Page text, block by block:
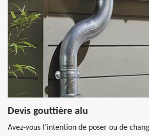
Devis gouttière alu
Avez-vous l’intention de poser ou de